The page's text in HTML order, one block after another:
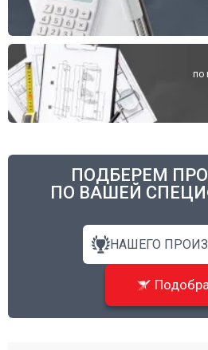
по
ПОДБЕРЕМ
ПО ВАШЕЙ
НАШЕГО